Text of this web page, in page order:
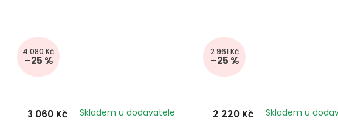
4 080 Kč
–25 %
3 060 Kč
2 961 Kč
–25 %
Skladem u dodavatele 2 220 Kč Skladem u